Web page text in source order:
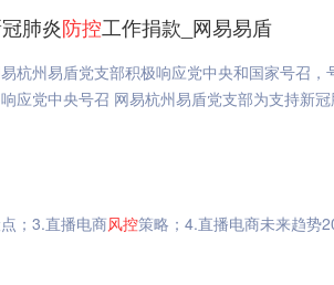
肺炎防控工作捐款_网易易盾
杭州易盾党支部积极响应党中央和国家号召，
应党中央号召 网易杭州易盾党支部为支持新冠
；3.直播电商风控策略；4.直播电商未来趋势